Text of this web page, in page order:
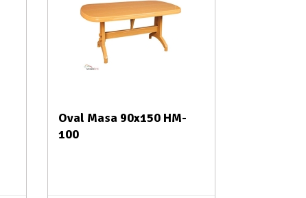
Oval Masa 90x150 HM-
100